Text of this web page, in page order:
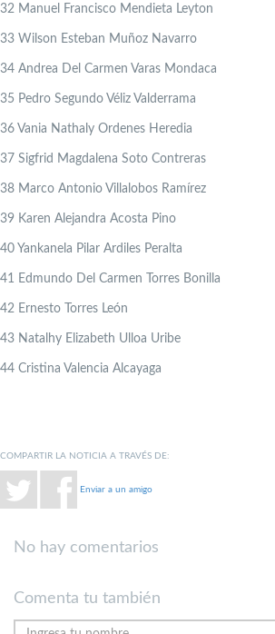
32 Manuel Francisco Mendieta Leyton
33 Wilson Esteban Muñoz Navarro
34 Andrea Del Carmen Varas Mondaca
35 Pedro Segundo Véliz Valderrama
36 Vania Nathaly Ordenes Heredia
37 Sigfrid Magdalena Soto Contreras
38 Marco Antonio Villalobos Ramírez
39 Karen Alejandra Acosta Pino
40 Yankanela Pilar Ardiles Peralta
41 Edmundo Del Carmen Torres Bonilla
42 Ernesto Torres León
43 Natalhy Elizabeth Ulloa Uribe
44 Cristina Valencia Alcayaga
COMPARTIR LA NOTICIA A TRAVÉS DE:
Enviar a un amigo
No hay comentarios
Comenta tu también